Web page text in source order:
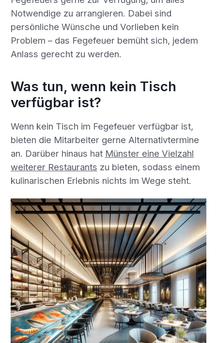
Notwendige zu arrangieren. Dabei sind
persönliche Wünsche und Vorlieben kein
Problem – das Fegefeuer bemüht sich, jedem
Anlass gerecht zu werden.
Was tun, wenn kein Tisch
verfügbar ist?
Wenn kein Tisch im Fegefeuer verfügbar ist,
bieten die Mitarbeiter gerne Alternativtermine
an. Darüber hinaus hat Münster eine Vielzahl
weiterer Restaurants zu bieten, sodass einem
kulinarischen Erlebnis nichts im Wege steht.